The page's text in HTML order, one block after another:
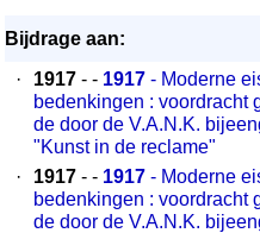
Bijdrage aan:
·
1917 - - 1917 - Moderne
bedenkingen : voordracht
de door de V.A.N.K.
"Kunst in de reclame"
·
1917 - - 1917 - Moderne
bedenkingen : voordracht
de door de V.A.N.K.